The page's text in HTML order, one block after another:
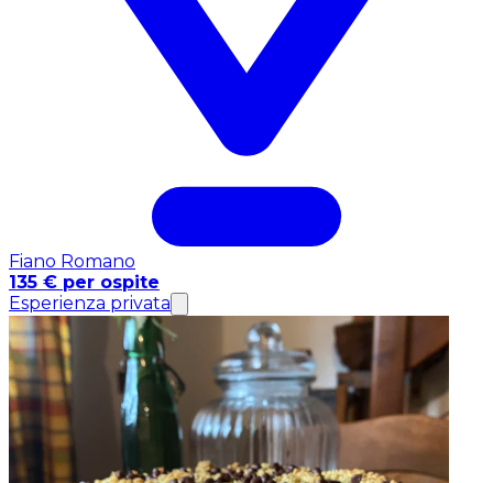
Fiano Romano
135 € per ospite
Esperienza privata